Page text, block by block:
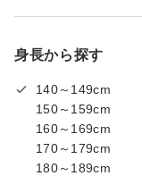
身長から探す
140～149cm
150～159cm
160～169cm
170～179cm
180～189cm